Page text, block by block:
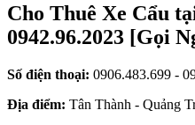
Cho Thuê Xe Cẩu
0942.96.2023 [Gọi
Số điện thoại: 0906.483.699 -
Địa điểm: Tân Thành - Quảng